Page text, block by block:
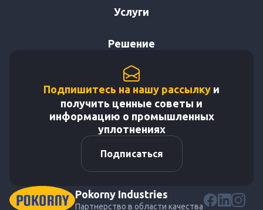
Услуги
Решение
Подпишитесь на нашу рассылку и
получить ценные советы и
информацию о промышленных
уплотнениях
Подписаться
Pokorny Industries
Партнерство в области качества